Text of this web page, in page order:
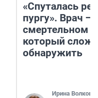
«Спуталась
пургу». Врач —
смертельном
который
обнаружить
Ирина Волкова